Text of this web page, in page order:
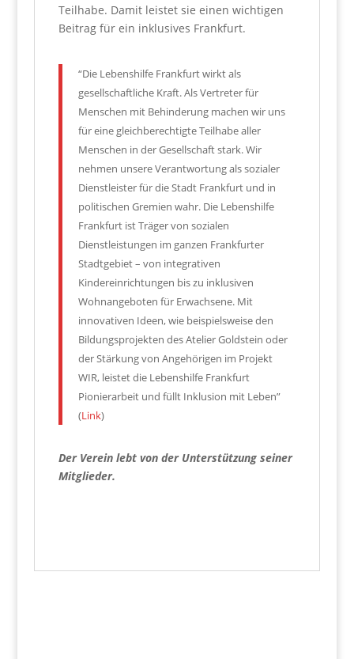
Teilhabe. Damit leistet sie einen wichtigen
Beitrag für ein inklusives Frankfurt.
“Die Lebenshilfe Frankfurt wirkt als
gesellschaftliche Kraft. Als Vertreter für
Menschen mit Behinderung machen wir uns
für eine gleichberechtigte Teilhabe aller
Menschen in der Gesellschaft stark. Wir
nehmen unsere Verantwortung als sozialer
Dienstleister für die Stadt Frankfurt und in
politischen Gremien wahr. Die Lebenshilfe
Frankfurt ist Träger von sozialen
Dienstleistungen im ganzen Frankfurter
Stadtgebiet – von integrativen
Kindereinrichtungen bis zu inklusiven
Wohnangeboten für Erwachsene. Mit
innovativen Ideen, wie beispielsweise den
Bildungsprojekten des Atelier Goldstein oder
der Stärkung von Angehörigen im Projekt
WIR, leistet die Lebenshilfe Frankfurt
Pionierarbeit und füllt Inklusion mit Leben”
(Link)
Der Verein lebt von der Unterstützung seiner
Mitglieder.